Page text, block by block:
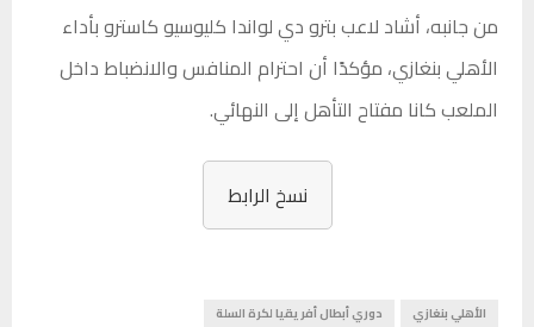
من جانبه، أشاد لاعب بترو دي لواندا كليوسيو كاسترو بأداء
الأهلي بنغازي، مؤكدًا أن احترام المنافس والانضباط داخل
الملعب كانا مفتاح التأهل إلى النهائي.
نسخ الرابط
الأهلي بنغازي دوري أبطال أفريقيا لكرة السلة